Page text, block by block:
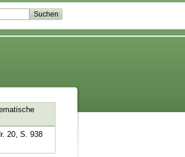
20, S. 938